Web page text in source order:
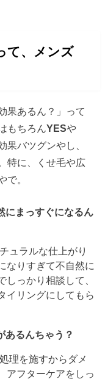
て、メンズ
果あるん？」って
もちろんYESや
果バツグンやし、
特に、くせ毛や広
で。
にまっすぐになるん
ュラルな仕上がり
なりすぎて不自然に
っかり相談して、
イリングにしてもら
あるんちゃう？
理を施すからダメ
アフターケアをしっ